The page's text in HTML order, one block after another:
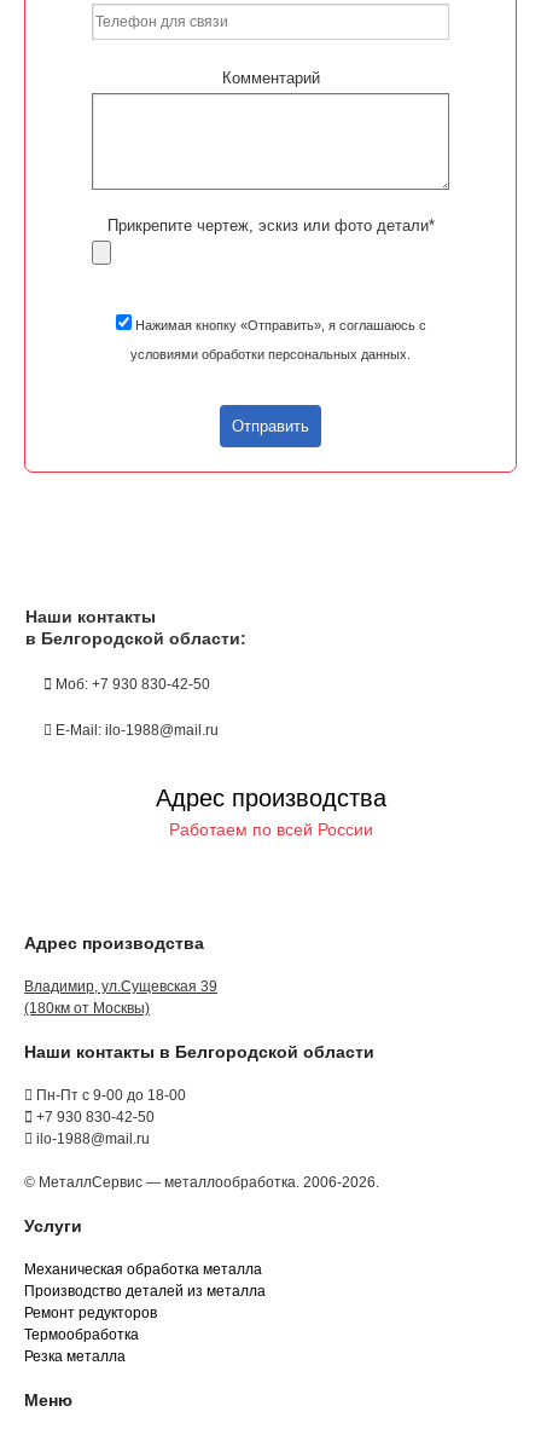
Комментарий
Прикрепите чертеж, эскиз или фото детали*
Нажимая кнопку «Отправить», я соглашаюсь с
условиями обработки персональных данных.
Отправить
Наши контакты
в Белгородской области:
Моб: +7 930 830-42-50
E-Mail: ilo-1988@mail.ru
Адрес производства
Работаем по всей России
Адрес производства
Владимир, ул.Сущевская 39
(180км от Москвы)
Наши контакты в Белгородской области
Пн-Пт с 9-00 до 18-00
+7 930 830-42-50
ilo-1988@mail.ru
© МеталлСервис — металлообработка. 2006-2026.
Услуги
Механическая обработка металла
Производство деталей из металла
Ремонт редукторов
Термообработка
Резка металла
Меню